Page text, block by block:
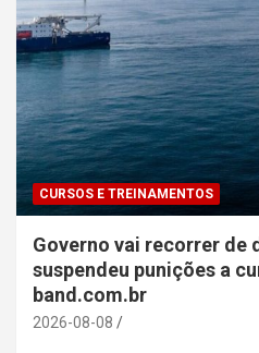
CURSOS E TREINAMENTOS
Governo vai recorrer de
suspendeu punições a
band.com.br
2026-08-08